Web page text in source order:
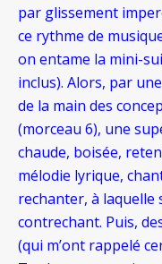
par glissement
ce rythme de
on entame la mini-
inclus). Alors, par
de la main des
(morceau 6), une
chaude, boisée,
mélodie lyrique,
rechanter, à laquelle
contrechant. Puis,
(qui m’ont rappelé